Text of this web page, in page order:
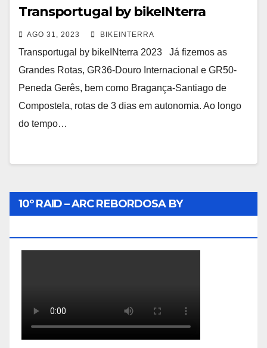
Transportugal by bikeINterra
AGO 31, 2023 BIKEINTERRA
Transportugal by bikeINterra 2023 Já fizemos as
Grandes Rotas, GR36-Douro Internacional e GR50-
Peneda Gerês, bem como Bragança-Santiago de
Compostela, rotas de 3 dias em autonomia. Ao longo
do tempo…
10º RAID – ARC REBORDOSA BY